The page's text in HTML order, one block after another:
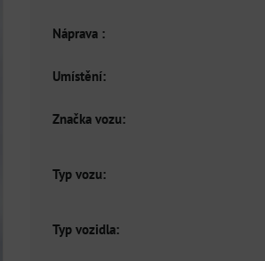
Náprava :
Umístění:
Značka vozu:
Typ vozu:
Typ vozidla: